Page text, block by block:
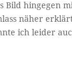
Bild hingegen
näher
ich leider